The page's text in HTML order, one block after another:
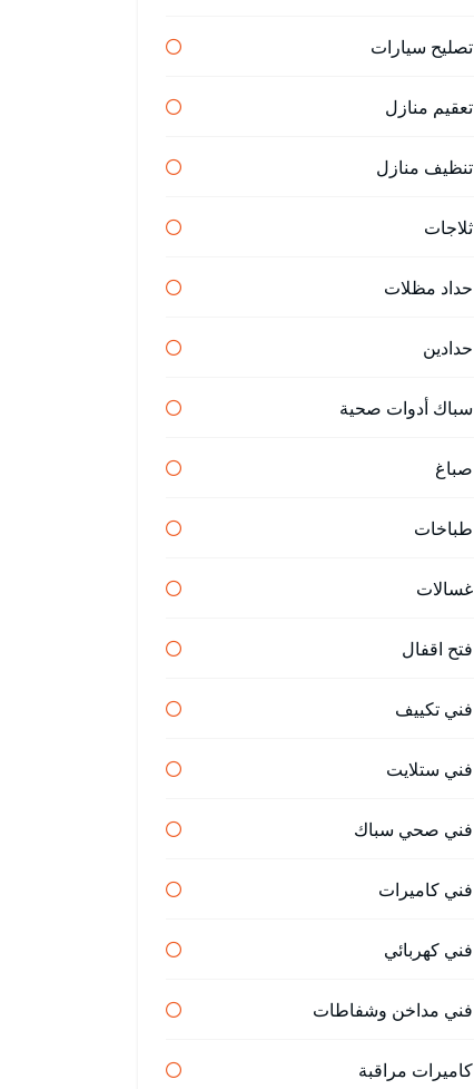
تصليح سيارات
تعقيم منازل
تنظيف منازل
ثلاجات
حداد مظلات
حدادين
سباك أدوات صحية
صباغ
طباخات
غسالات
فتح اقفال
فني تكييف
فني ستلايت
فني صحي سباك
فني كاميرات
فني كهربائي
فني مداخن وشفاطات
كاميرات مراقبة